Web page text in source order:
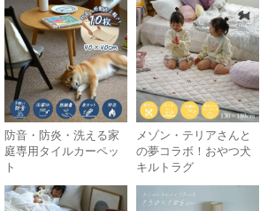
防音・防炎・洗える家
庭専用タイルカーペッ
ト
メゾン・テリアさんと
の夢コラボ！おやつ犬
キルトラグ